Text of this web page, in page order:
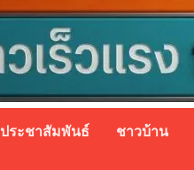
ระชาสัมพันธ์ ชาวบ้าน